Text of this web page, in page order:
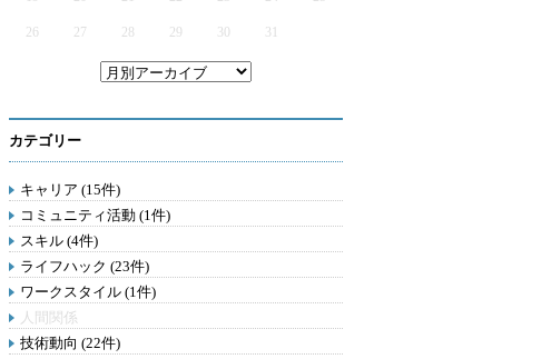
26 27 28 29 30 31
カテゴリー
キャリア (15件)
コミュニティ活動 (1件)
スキル (4件)
ライフハック (23件)
ワークスタイル (1件)
人間関係
技術動向 (22件)